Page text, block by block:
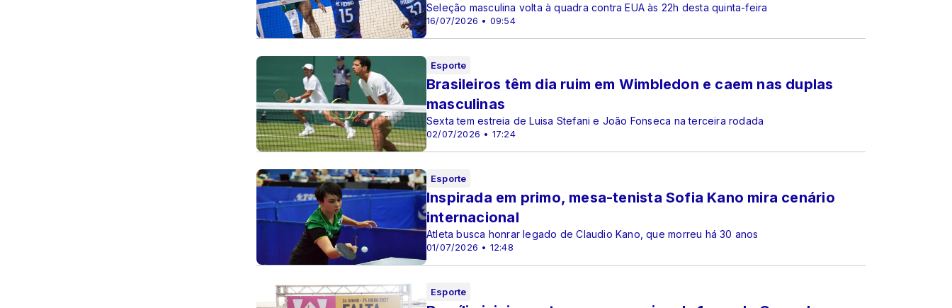
16/07/2026 • 09:54
Seleção masculina volta à quadra contra EUA às 22h desta quinta-feira
Esporte
02/07/2026 • 17:24
Brasileiros têm dia ruim em Wimbledon e caem nas duplas
masculinas
Sexta tem estreia de Luisa Stefani e João Fonseca na terceira rodada
Esporte
01/07/2026 • 12:48
Inspirada em primo, mesa-tenista Sofia Kano mira cenário
internacional
Atleta busca honrar legado de Claudio Kano, que morreu há 30 anos
Esporte